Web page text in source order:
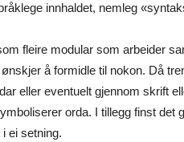
innhaldet, nemleg
fleire modular som arbeider
å formidle til nokon. Då
eller eventuelt gjennom skrift
orda. I tillegg finst
ei setning.